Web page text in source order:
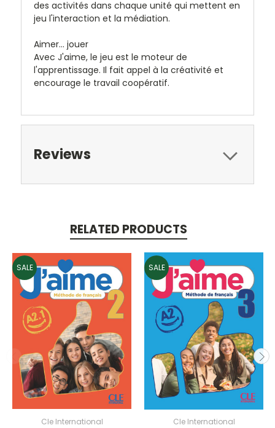
des activités dans chaque unité qui mettent en
jeu l'interaction et la médiation.
Aimer... jouer
Avec J'aime, le jeu est le moteur de
l'apprentissage. Il fait appel à la créativité et
encourage le travail coopératif.
Reviews
RELATED PRODUCTS
SALE
Cle International
SALE
Cle International